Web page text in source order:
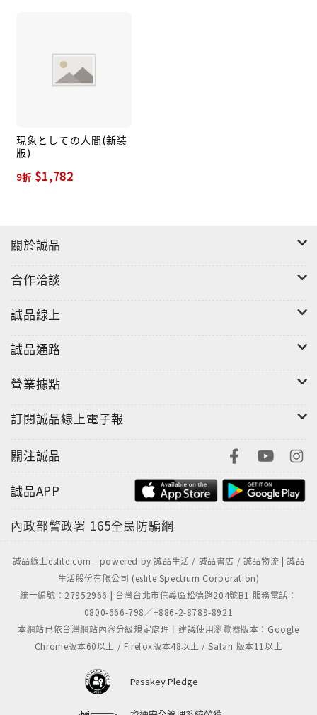
現象としての人間(新装
版)
9折 $1,782
關於誠品
合作洽談
誠品線上
誠品通路
營業據點
訂閱誠品線上電子報
關注誠品
誠品APP
內政部警政署 165全民防騙網
誠品線上eslite.com - powered by 誠品生活 / 誠品書店 / 誠品物流 | 誠品
生活股份有限公司 (eslite Spectrum Corporation)
統一編號：27952966 | 台灣台北市信義區松德路204號B1 服務電話：
0800-666-798／+886-2-8789-8921
本網站已依台灣網站內容分級規定處理｜建議使用瀏覽器版本：Google
Chrome版本60以上 / Firefox版本48以上 / Safari 版本11以上
Passkey Pledge